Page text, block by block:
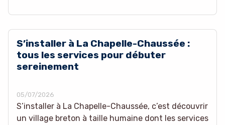
S’installer à La Chapelle-Chaussée :
tous les services pour débuter
sereinement
05/07/2026
S’installer à La Chapelle-Chaussée, c’est découvrir
un village breton à taille humaine dont les services